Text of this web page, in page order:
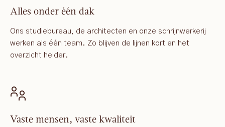
Alles onder één dak
Ons studiebureau, de architecten en onze schrijnwerkerij
werken als één team. Zo blijven de lijnen kort en het
overzicht helder.
Vaste mensen, vaste kwaliteit